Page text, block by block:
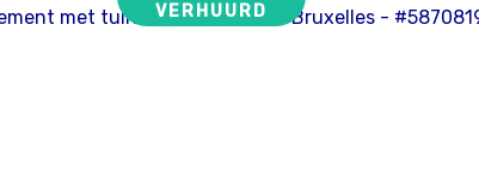
VERHUURD